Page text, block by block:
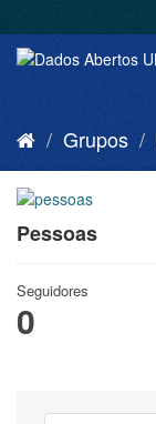
Grupos
Pessoas
Seguidores
0